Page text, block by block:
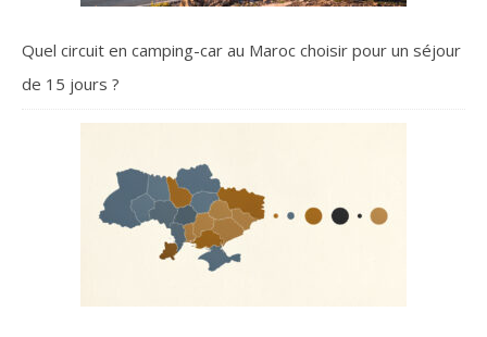
Quel circuit en camping-car au Maroc choisir pour un séjour
de 15 jours ?